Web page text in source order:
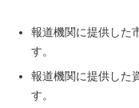
報道機関に提供した
す。
報道機関に提供した
す。